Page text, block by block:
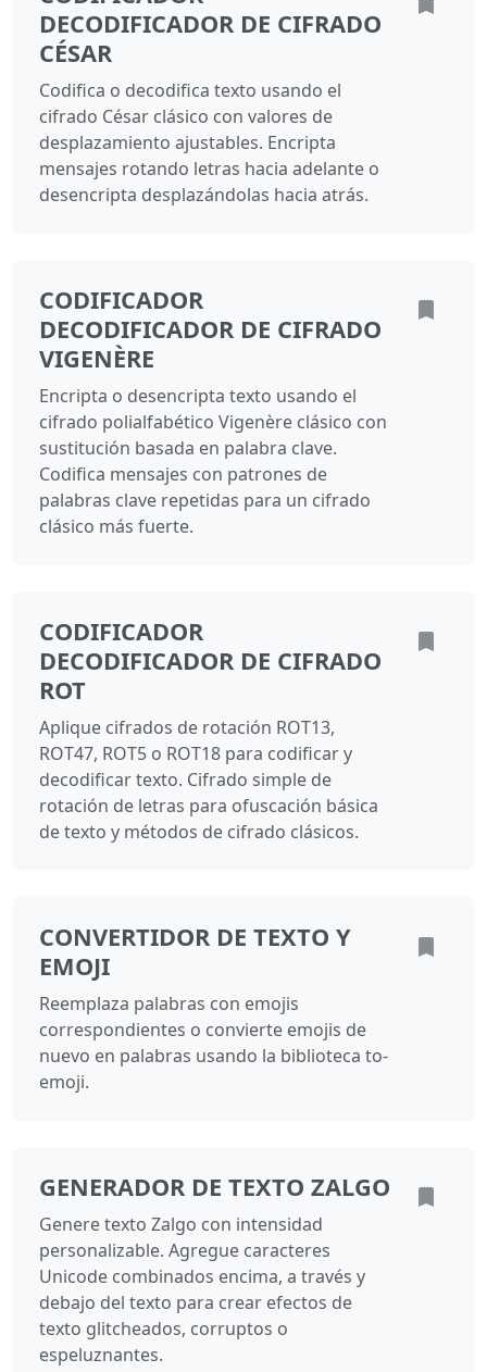
DECODIFICADOR DE CIFRADO
CÉSAR
Codifica o decodifica texto usando el
cifrado César clásico con valores de
desplazamiento ajustables. Encripta
mensajes rotando letras hacia adelante o
desencripta desplazándolas hacia atrás.
CODIFICADOR
DECODIFICADOR DE CIFRADO
VIGENÈRE
Encripta o desencripta texto usando el
cifrado polialfabético Vigenère clásico con
sustitución basada en palabra clave.
Codifica mensajes con patrones de
palabras clave repetidas para un cifrado
clásico más fuerte.
CODIFICADOR
DECODIFICADOR DE CIFRADO
ROT
Aplique cifrados de rotación ROT13,
ROT47, ROT5 o ROT18 para codificar y
decodificar texto. Cifrado simple de
rotación de letras para ofuscación básica
de texto y métodos de cifrado clásicos.
CONVERTIDOR DE TEXTO Y
EMOJI
Reemplaza palabras con emojis
correspondientes o convierte emojis de
nuevo en palabras usando la biblioteca to-
emoji.
GENERADOR DE TEXTO ZALGO
Genere texto Zalgo con intensidad
personalizable. Agregue caracteres
Unicode combinados encima, a través y
debajo del texto para crear efectos de
texto glitcheados, corruptos o
espeluznantes.